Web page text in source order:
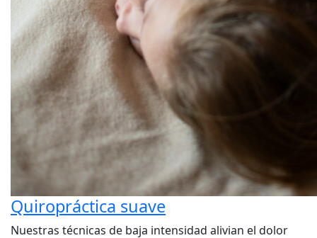
Quiropráctica suave
Nuestras técnicas de baja intensidad alivian el dolor